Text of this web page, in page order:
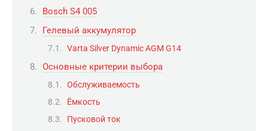
Bosch S4 005
Гелевый аккумулятор
Varta Silver Dynamic AGM G14
Основные критерии выбора
Обслуживаемость
Ёмкость
Пусковой ток